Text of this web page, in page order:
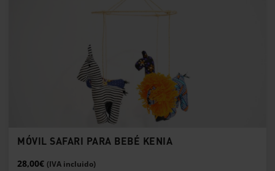
MÓVIL SAFARI PARA BEBÉ KENIA
28,00€ (IVA incluido)